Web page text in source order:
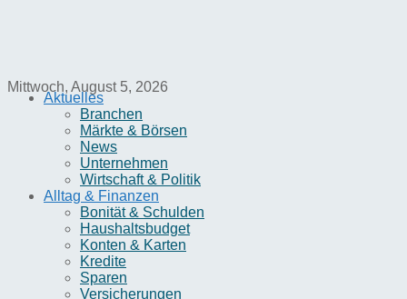
Mittwoch, August 5, 2026
Aktuelles
Branchen
Märkte & Börsen
News
Unternehmen
Wirtschaft & Politik
Alltag & Finanzen
Bonität & Schulden
Haushaltsbudget
Konten & Karten
Kredite
Sparen
Versicherungen